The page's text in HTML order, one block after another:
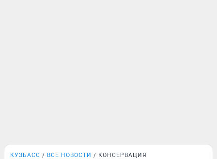
КУЗБАСС ВСЕ НОВОСТИ КОНСЕРВАЦИЯ